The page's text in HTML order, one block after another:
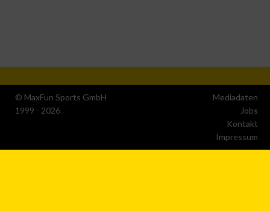
© MaxFun Sports GmbH
1999 - 2026
Mediadaten
Jobs
Kontakt
Impressum
Werbung
Erstellung von Profilen zur Personalisierung von Inhalten
Verwendung von Profilen zur Auswahl personalisierter